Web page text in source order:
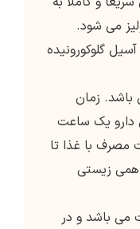
می شود.
آسیل گلوکورونیده
ادراری (80%) می باشد. زمان
دارو یک ساعت
مصرف با غذا تا
زیستی
دارو 12 تا17 ساعت می باشد و در